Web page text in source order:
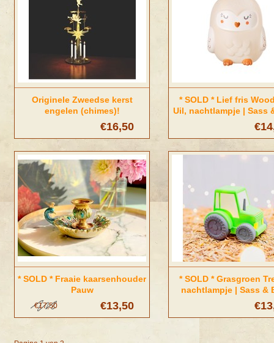
Originele Zweedse kerst
engelen (chimes)!
€16,50
* SOLD * Lief fris
Uil, nachtlampje | Sass
* SOLD * Fraaie kaarsenhouder
Pauw
€13,50
€17,50
* SOLD * Grasgroen
nachtlampje | Sass &